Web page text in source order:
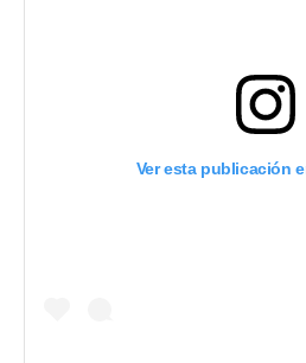
Ver esta publicación